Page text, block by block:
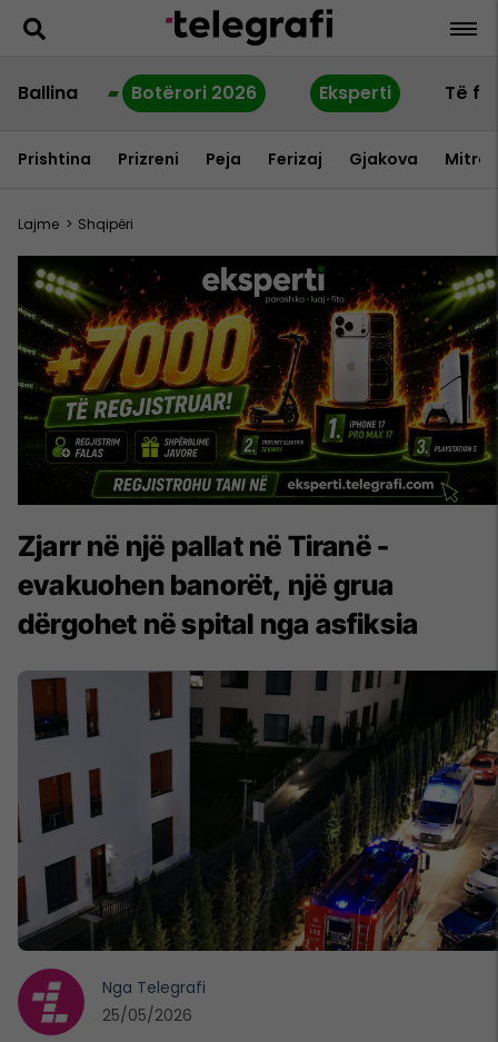
Ballina Botërori 2026 Eksperti Të
Prishtina Prizreni Peja Ferizaj Gjakova
Lajme > Shqipëri
Zjarr në një pallat në Tiranë -
evakuohen banorët, një grua
dërgohet në spital nga asfiksia
Nga Telegrafi
25/05/2026